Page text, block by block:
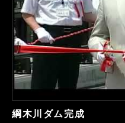
綱木川ダム完成